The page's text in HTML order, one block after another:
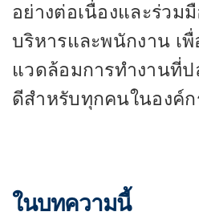
อย่างต่อเนื่องและร่วม
บริหารและพนักงาน เ
แวดล้อมการทำงานที่
ดีสำหรับทุกคนในองค์ก
ในบทความนี้